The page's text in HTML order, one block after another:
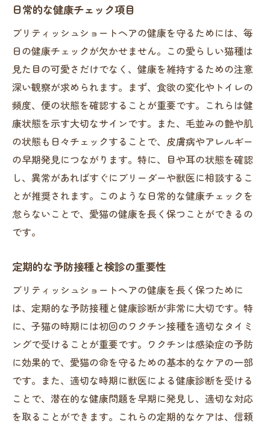
日常的な健康チェック項目
ブリティッシュショートヘアの健康を守るためには、毎
日の健康チェックが欠かせません。この愛らしい猫種は
見た目の可愛さだけでなく、健康を維持するための注意
深い観察が求められます。まず、食欲の変化やトイレの
頻度、便の状態を確認することが重要です。これらは健
康状態を示す大切なサインです。また、毛並みの艶や肌
の状態も日々チェックすることで、皮膚病やアレルギー
の早期発見につながります。特に、目や耳の状態を確認
し、異常があればすぐにブリーダーや獣医に相談するこ
とが推奨されます。このような日常的な健康チェックを
怠らないことで、愛猫の健康を長く保つことができるの
です。
定期的な予防接種と検診の重要性
ブリティッシュショートヘアの健康を長く保つために
は、定期的な予防接種と健康診断が非常に大切です。特
に、子猫の時期には初回のワクチン接種を適切なタイミ
ングで受けることが重要です。ワクチンは感染症の予防
に効果的で、愛猫の命を守るための基本的なケアの一部
です。また、適切な時期に獣医による健康診断を受ける
ことで、潜在的な健康問題を早期に発見し、適切な対応
を取ることができます。これらの定期的なケアは、信頼